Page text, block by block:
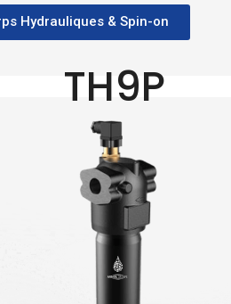
Hydrauliques & Spin-on
TH9P